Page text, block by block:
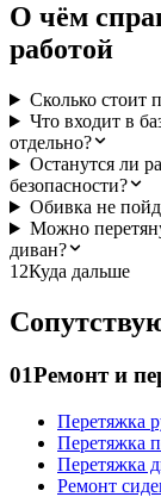
О чём
работой
Сколько стоит
Что входит в
отдельно?
Останутся ли
безопасности?
Обивка не
Можно
диван?
12Куда дальше
01Ремонт и
Перетяжка
Перетяжка
Перетяжка
Ремонт